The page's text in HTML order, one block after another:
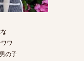
ワ
の子